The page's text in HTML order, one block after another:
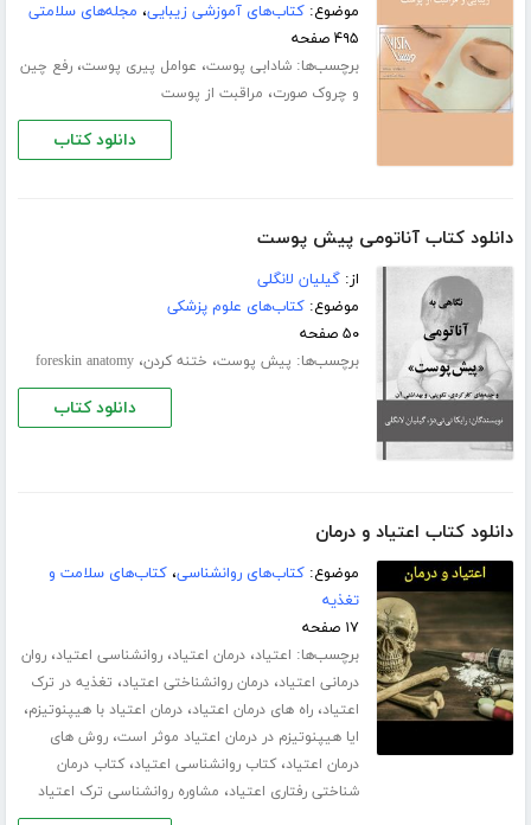
موضوع:کتاب‌های آموزشی زیبایی، مجله‌های سلامتی
۴۹۵ صفحه
برچسب‌ها:شادابی پوست، عوامل پیری پوست،رفع چین
و چروک‌‌ صورت، مراقبت از پوست
دانلود کتاب
دانلود کتاب آناتومی پیش پوست
از:گیلیان لانگلی
موضوع:کتاب‌های علوم پزشکی
۵۰ صفحه
برچسب‌ها: پیش پوست، ختنه کردن،foreskin anatomy
دانلود کتاب
دانلود کتاب اعتیاد و درمان
موضوع:کتاب‌های روانشناسی،کتاب‌های سلامت و
تغذیه
۱۷ صفحه
برچسب‌ها: اعتیاد،درمان اعتیاد،روانشناسی اعتیاد،روان
درمانی اعتیاد،درمان روانشناختی اعتیاد، تغذیه در ترک
اعتیاد،راه های درمان اعتیاد،درمان اعتیاد با هیپنوتیزم،
ایا هیپنوتیزم در درمان اعتیاد موثر است،روش های
درمان اعتیاد،کتاب روانشناسی اعتیاد،کتاب درمان
شناختی رفتاری اعتیاد، مشاوره روانشناسی ترک اعتیاد